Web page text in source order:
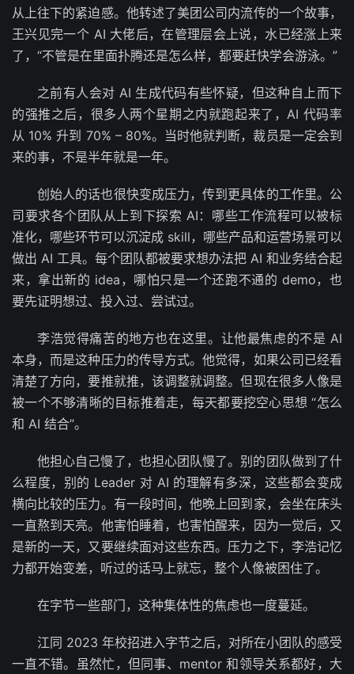
从上往下的紧迫感。他转述了美团公司内流传的一个故事，
王兴见完一个 AI 大佬后，在管理层会上说，水已经涨上来
了，“不管是在里面扑腾还是怎么样，都要赶快学会游泳。”
之前有人会对 AI 生成代码有些怀疑，但这种自上而下
的强推之后，很多人两个星期之内就跑起来了，AI 代码率
从 10% 升到 70% – 80%。当时他就判断，裁员是一定会到
来的事，不是半年就是一年。
创始人的话也很快变成压力，传到更具体的工作里。公
司要求各个团队从上到下探索 AI：哪些工作流程可以被标
准化，哪些环节可以沉淀成 skill，哪些产品和运营场景可以
做出 AI 工具。每个团队都被要求想办法把 AI 和业务结合起
来，拿出新的 idea，哪怕只是一个还跑不通的 demo，也
要先证明想过、投入过、尝试过。
李浩觉得痛苦的地方也在这里。让他最焦虑的不是 AI
本身，而是这种压力的传导方式。他觉得，如果公司已经看
清楚了方向，要推就推，该调整就调整。但现在很多人像是
被一个不够清晰的目标推着走，每天都要挖空心思想 “怎么
和 AI 结合”。
他担心自己慢了，也担心团队慢了。别的团队做到了什
么程度，别的 Leader 对 AI 的理解有多深，这些都会变成
横向比较的压力。有一段时间，他晚上回到家，会坐在床头
一直熬到天亮。他害怕睡着，也害怕醒来，因为一觉后，又
是新的一天，又要继续面对这些东西。压力之下，李浩记忆
力都开始变差，听过的话马上就忘，整个人像被困住了。
在字节一些部门，这种集体性的焦虑也一度蔓延。
江同 2023 年校招进入字节之后，对所在小团队的感受
一直不错。虽然忙，但同事、mentor 和领导关系都好，大